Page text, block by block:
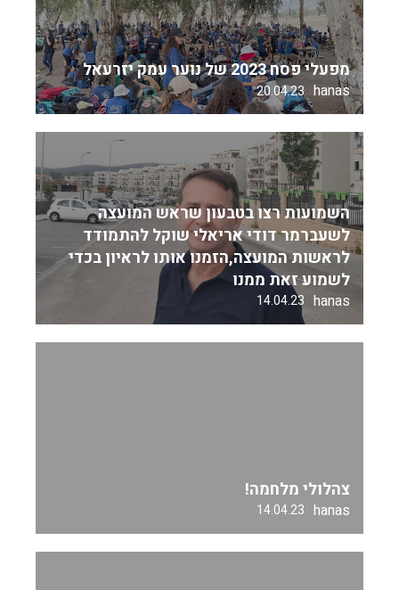
מפעלי פסח 2023 של נוער עמק יזרעאל
hanas
20.04.23
השמועות רצו בטבעון שראש המועצה
לשעברמר דודי אריאלי שוקל להתמודד
לראשות המועצה,הזמנו אותו לראיון בכדי
לשמוע זאת ממנו
hanas
14.04.23
צהלולי מלחמה!
hanas
14.04.23